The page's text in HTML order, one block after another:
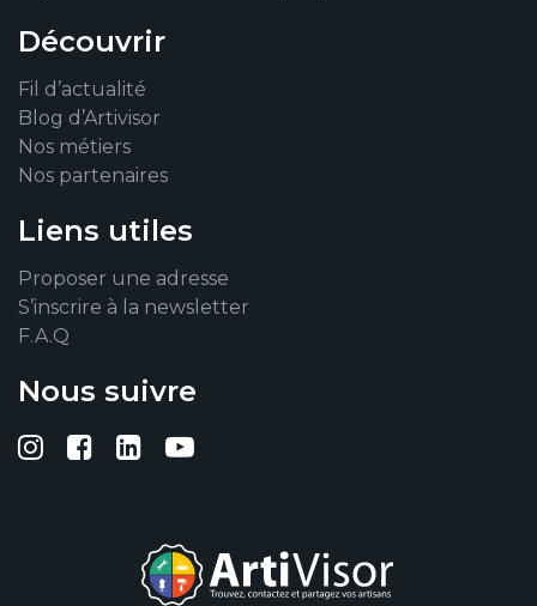
Découvrir
Fil d’actualité
Blog d’Artivisor
Nos métiers
Nos partenaires
Liens utiles
Proposer une adresse
S’inscrire à la newsletter
F.A.Q
Nous suivre
Suivez-nous sur Instagram
Suivez-nous sur Facebook
Suivez-nous sur Linkedin
Suivez-nous sur